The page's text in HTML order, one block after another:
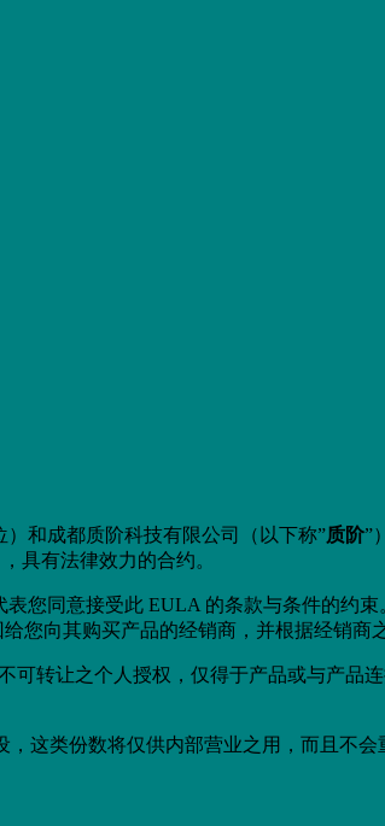
）和成都质阶科技有限公司（以下称”质阶”
具有法律效力的合约。
您同意接受此 EULA 的条款与条件的约
您向其购买产品的经销商，并根据经销商
可转让之个人授权，仅得于产品或与产品
这类份数将仅供内部营业之用，而且不